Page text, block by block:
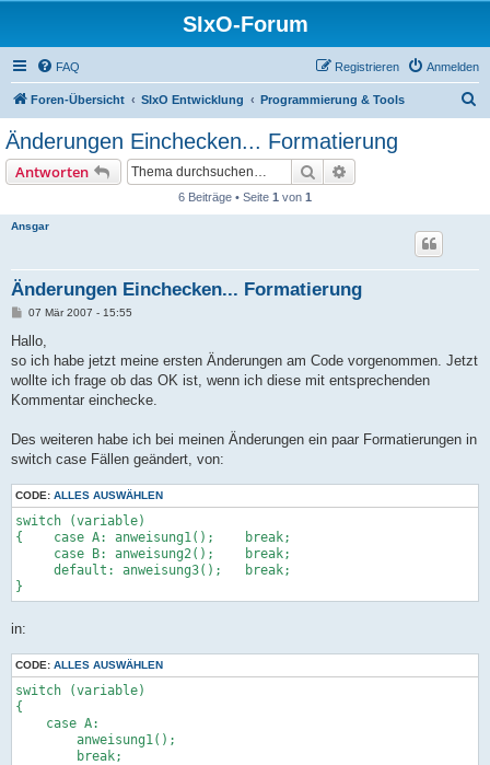
SIxO-Forum
FAQ Anmelden
Registrieren
Foren-Übersicht SIxO Entwicklung Programmierung & Tools
Änderungen Einchecken... Formatierung
Antworten Suche
6 Beiträge • Seite 1 von 1
Ansgar
Änderungen Einchecken... Formatierung
B
i
r
a
07 Mär 2007 - 15:55
Hallo,
so ich habe jetzt meine ersten Änderungen am Code vorgenommen. Jetzt
wollte ich frage ob das OK ist, wenn ich diese mit entsprechenden
Kommentar einchecke.
Des weiteren habe ich bei meinen Änderungen ein paar Formatierungen in
switch case Fällen geändert, von:
CODE: ALLES AUSWÄHLEN
switch (variable)
{    case A: anweisung1();    break;
     case B: anweisung2();    break;
     default: anweisung3();   break;
}
in:
CODE: ALLES AUSWÄHLEN
switch (variable)
{
    case A:
        anweisung1();
        break;